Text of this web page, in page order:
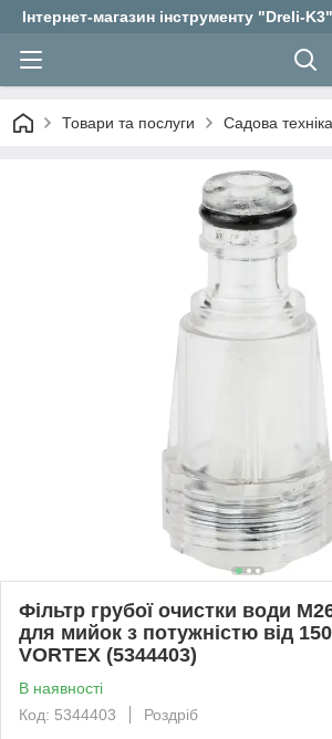
Інтернет-магазин інструменту "Dreli-K3"
Товари та послуги Садова
Фільтр грубої очистки води
для мийок з потужністю від
VORTEX (5344403)
В наявності
Код: 5344403
Роздріб